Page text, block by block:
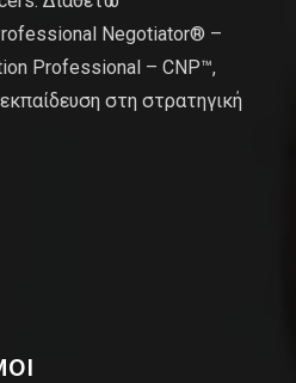
Negotiator® –
Professional – CNP™,
στη στρατηγική